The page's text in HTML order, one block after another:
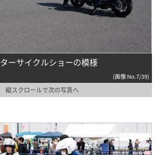
ーサイクルショーの模様
(画像 No.7/39)
縦スクロールで次の写真へ